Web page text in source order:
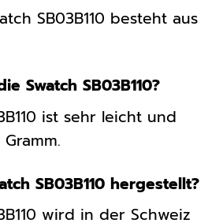
SB03B110 besteht aus
Swatch SB03B110?
ist sehr leicht und
SB03B110 hergestellt?
wird in der Schweiz